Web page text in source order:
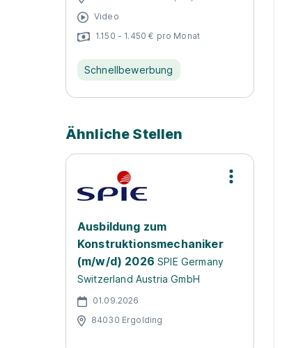
Video
1.150 - 1.450 € pro Monat
Schnellbewerbung
Ähnliche Stellen
Ausbildung zum
Konstruktionsmechaniker
(m/w/d) 2026 SPIE Germany
Switzerland Austria GmbH
01.09.2026
84030 Ergolding